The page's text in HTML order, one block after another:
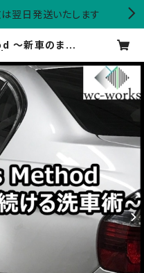
翌日発送いたします